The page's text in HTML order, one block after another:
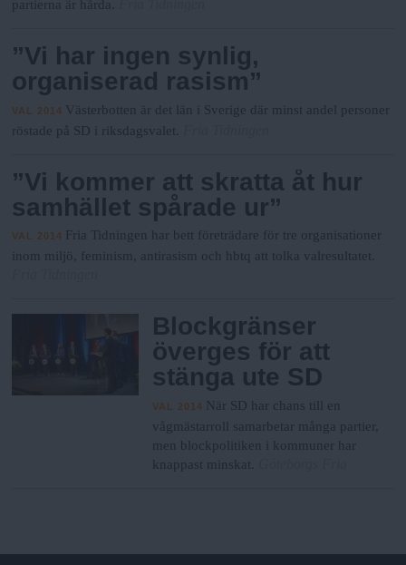
partierna är hårda.
”Vi har ingen synlig,
organiserad rasism”
VAL 2014 Västerbotten är det län i Sverige där minst andel personer
röstade på SD i riksdagsvalet.
”Vi kommer att skratta åt hur
samhället spårade ur”
VAL 2014 Fria Tidningen har bett företrädare för tre organisationer
inom miljö, feminism, antirasism och hbtq att tolka valresultatet.
Blockgränser
överges för att
stänga ute SD
VAL 2014 När SD har chans till en
vågmästarroll samarbetar många partier,
men blockpolitiken i kommuner har
knappast minskat.